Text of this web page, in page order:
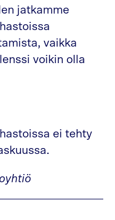
jatkamme
vaikka
voikin olla
ei tehty